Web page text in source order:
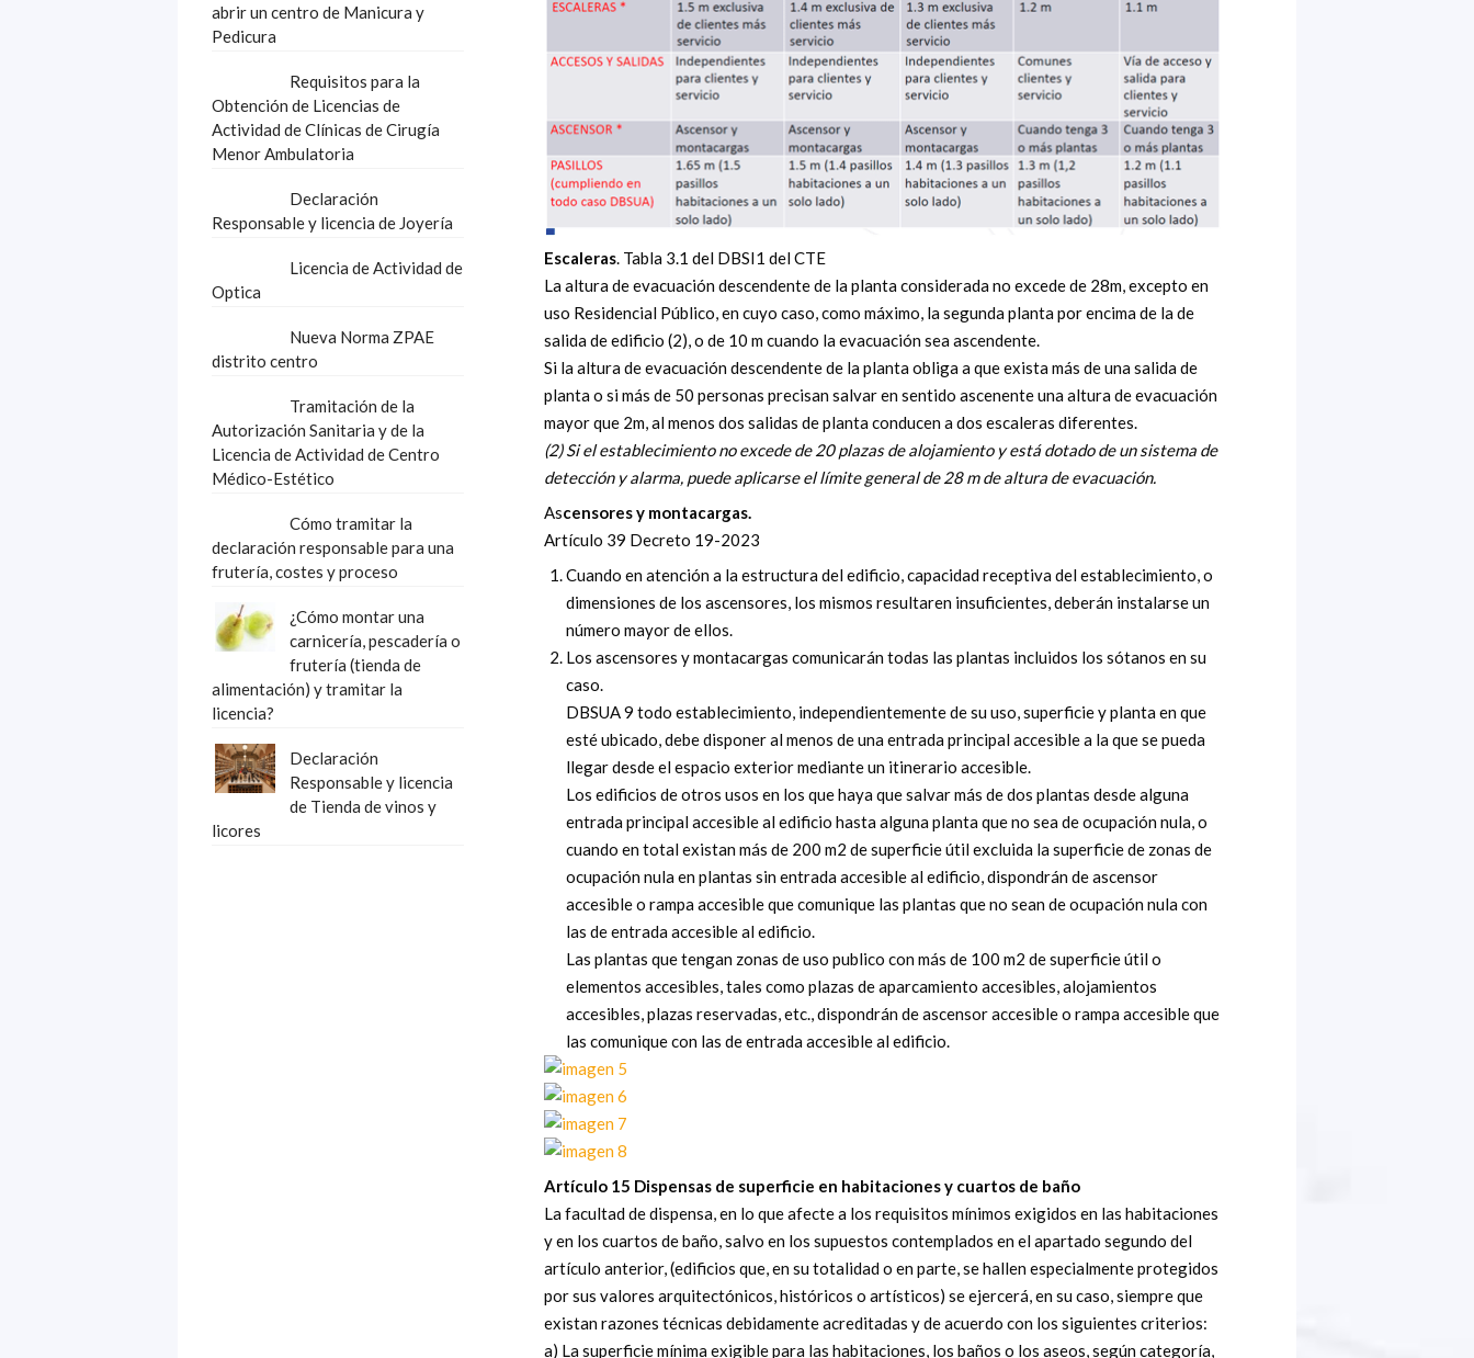
Escaleras. Tabla 3.1 del DBSI1 del CTE
La altura de evacuación descendente de la planta considerada no excede de 28m, excepto en
uso Residencial Público, en cuyo caso, como máximo, la segunda planta por encima de la de
salida de edificio (2), o de 10 m cuando la evacuación sea ascendente.
Si la altura de evacuación descendente de la planta obliga a que exista más de una salida de
planta o si más de 50 personas precisan salvar en sentido ascenente una altura de evacuación
mayor que 2m, al menos dos salidas de planta conducen a dos escaleras diferentes.
(2) Si el establecimiento no excede de 20 plazas de alojamiento y está dotado de un sistema de
detección y alarma, puede aplicarse el límite general de 28 m de altura de evacuación.
Ascensores y montacargas.
Artículo 39 Decreto 19-2023
Cuando en atención a la estructura del edificio, capacidad receptiva del establecimiento, o
dimensiones de los ascensores, los mismos resultaren insuficientes, deberán instalarse un
número mayor de ellos.
Los ascensores y montacargas comunicarán todas las plantas incluidos los sótanos en su
caso.
DBSUA 9 todo establecimiento, independientemente de su uso, superficie y planta en que
esté ubicado, debe disponer al menos de una entrada principal accesible a la que se pueda
llegar desde el espacio exterior mediante un itinerario accesible.
Los edificios de otros usos en los que haya que salvar más de dos plantas desde alguna
entrada principal accesible al edificio hasta alguna planta que no sea de ocupación nula, o
cuando en total existan más de 200 m2 de superficie útil excluida la superficie de zonas de
ocupación nula en plantas sin entrada accesible al edificio, dispondrán de ascensor
accesible o rampa accesible que comunique las plantas que no sean de ocupación nula con
las de entrada accesible al edificio.
Las plantas que tengan zonas de uso publico con más de 100 m2 de superficie útil o
elementos accesibles, tales como plazas de aparcamiento accesibles, alojamientos
accesibles, plazas reservadas, etc., dispondrán de ascensor accesible o rampa accesible que
las comunique con las de entrada accesible al edificio.
Artículo 15 Dispensas de superficie en habitaciones y cuartos de baño
La facultad de dispensa, en lo que afecte a los requisitos mínimos exigidos en las habitaciones
y en los cuartos de baño, salvo en los supuestos contemplados en el apartado segundo del
artículo anterior, (edificios que, en su totalidad o en parte, se hallen especialmente protegidos
por sus valores arquitectónicos, históricos o artísticos) se ejercerá, en su caso, siempre que
existan razones técnicas debidamente acreditadas y de acuerdo con los siguientes criterios:
a) La superficie mínima exigible para las habitaciones, los baños o los aseos, según categoría,
abrir un centro de Manicura y
Pedicura
Requisitos para la
Obtención de Licencias de
Actividad de Clínicas de Cirugía
Menor Ambulatoria
Declaración
Responsable y licencia de Joyería
Licencia de Actividad de
Optica
Nueva Norma ZPAE
distrito centro
Tramitación de la
Autorización Sanitaria y de la
Licencia de Actividad de Centro
Médico-Estético
Cómo tramitar la
declaración responsable para una
frutería, costes y proceso
¿Cómo montar una
carnicería, pescadería o
frutería (tienda de
alimentación) y tramitar la
licencia?
Declaración
Responsable y licencia
de Tienda de vinos y
licores